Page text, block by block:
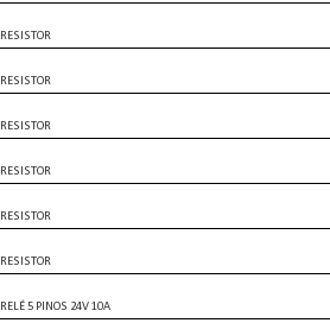
RESISTOR
RESISTOR
RESISTOR
RESISTOR
RESISTOR
RESISTOR
RELÉ 5 PINOS 24V 10A